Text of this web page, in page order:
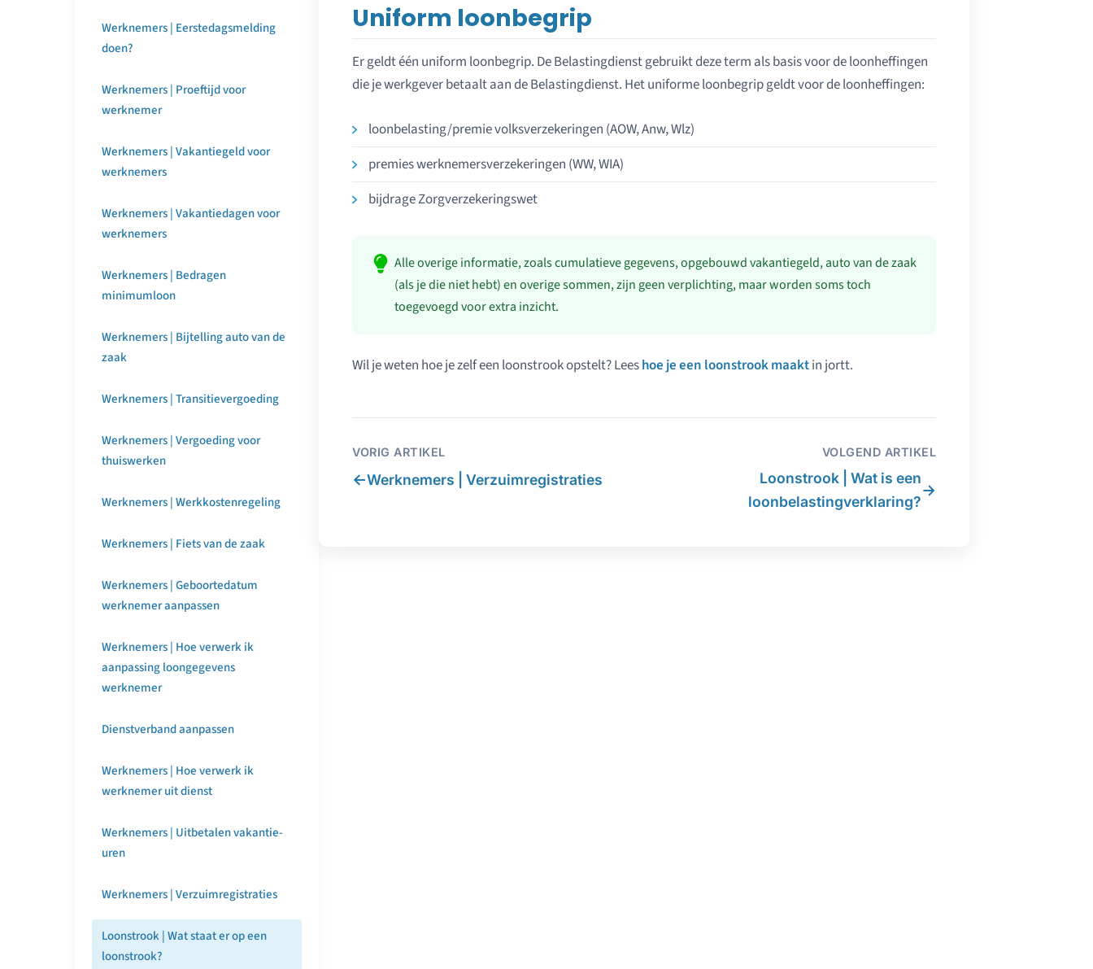
Werknemers | Eerstedagsmelding
doen?
Werknemers | Proeftijd voor
werknemer
Werknemers | Vakantiegeld voor
werknemers
Werknemers | Vakantiedagen voor
werknemers
Werknemers | Bedragen
minimumloon
Werknemers | Bijtelling auto van de
zaak
Werknemers | Transitievergoeding
Werknemers | Vergoeding voor
thuiswerken
Werknemers | Werkkostenregeling
Werknemers | Fiets van de zaak
Werknemers | Geboortedatum
werknemer aanpassen
Werknemers | Hoe verwerk ik
aanpassing loongegevens
werknemer
Dienstverband aanpassen
Werknemers | Hoe verwerk ik
werknemer uit dienst
Werknemers | Uitbetalen vakantie-
uren
Werknemers | Verzuimregistraties
Loonstrook | Wat staat er op een
loonstrook?
Uniform loonbegrip
Er geldt één uniform loonbegrip. De Belastingdienst gebruikt deze term als basis voor de loonheffingen
die je werkgever betaalt aan de Belastingdienst. Het uniforme loonbegrip geldt voor de loonheffingen:
loonbelasting/premie volksverzekeringen (AOW, Anw, Wlz)
premies werknemersverzekeringen (WW, WIA)
bijdrage Zorgverzekeringswet
Alle overige informatie, zoals cumulatieve gegevens, opgebouwd vakantiegeld, auto van de zaak
(als je die niet hebt) en overige sommen, zijn geen verplichting, maar worden soms toch
toegevoegd voor extra inzicht.
Wil je weten hoe je zelf een loonstrook opstelt? Leeshoe je een loonstrook maaktin jortt.
VORIG ARTIKEL
←Werknemers | Verzuimregistraties
VOLGEND ARTIKEL
Loonstrook | Wat is een
loonbelastingverklaring?
→